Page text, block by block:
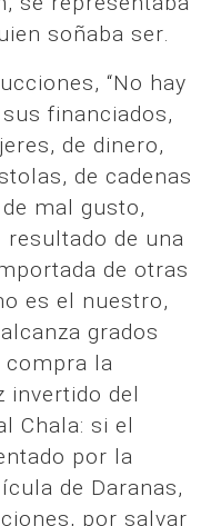
soñaba ser.
“No hay
financiados,
de dinero,
de cadenas
mal gusto,
de una
de otras
es el nuestro,
grados
compra la
invertido del
Chala: si el
por la
de Daranas,
por salvar